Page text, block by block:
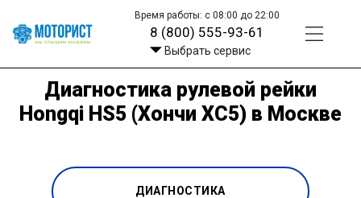
Время работы: с 08:00 до 22:00
8 (800) 555-93-61
Выбрать сервис
Диагностика рулевой рейки
Hongqi HS5 (Хончи ХС5) в Москве
ДИАГНОСТИКА